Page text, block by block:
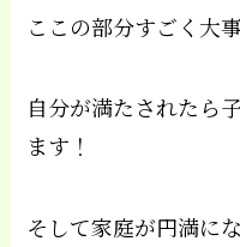
ここの部分すごく大事
自分が満たされたら
ます！
そして家庭が円満に